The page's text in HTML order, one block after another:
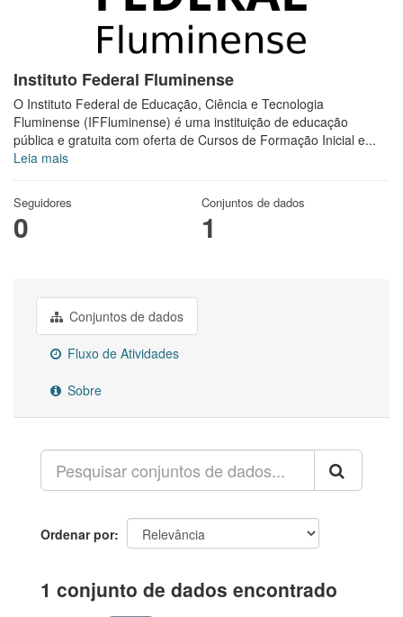
Instituto Federal Fluminense
O Instituto Federal de Educação, Ciência e Tecnologia
Fluminense (IFFluminense) é uma instituição de educação
pública e gratuita com oferta de Cursos de Formação Inicial e...
Leia mais
Seguidores
0
Conjuntos de dados
1
Conjuntos de dados
Fluxo de Atividades
Sobre
Ordenar por
1 conjunto de dados encontrado